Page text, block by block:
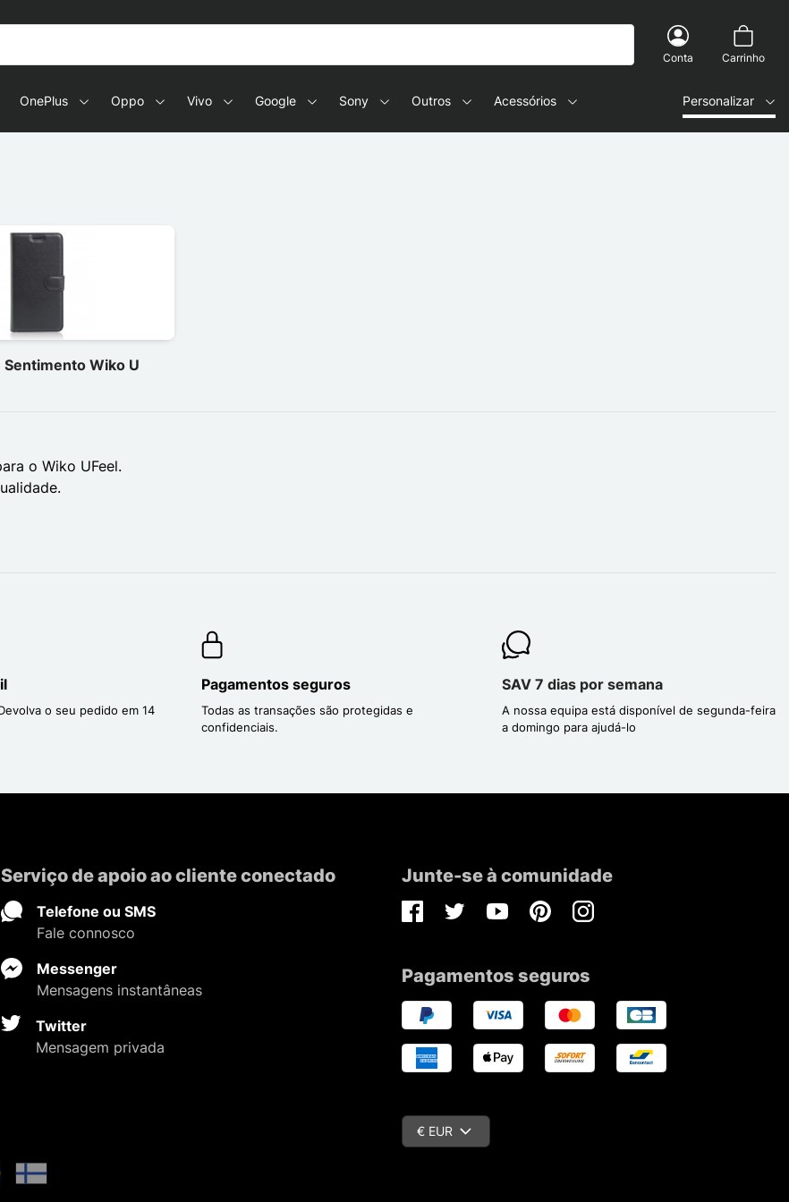
Conta Carrinho
OnePlus Oppo Vivo Google Sony Outros Acessórios Personalizar
Sentimento Wiko U
o Wiko UFeel.
o seu pedido em 14
Pagamentos seguros
Todas as transações são protegidas e
confidenciais.
SAV 7 dias por semana
A nossa equipa está disponível de segunda-feira
a domingo para ajudá-lo
Serviço de apoio ao cliente conectado
Telefone ou SMS
Fale connosco
Messenger
Mensagens instantâneas
Twitter
Mensagem privada
Junte-se à comunidade
FacebookTwitterYoutubePinterestInstagram
Pagamentos seguros
€ EUR